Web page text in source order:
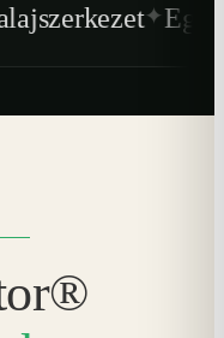
Egészségesebb